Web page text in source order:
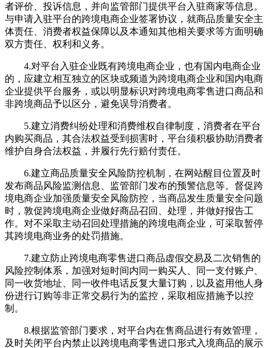
者评价、投诉信息，并向监管部门提供平台入驻商家等信息。
与申请入驻平台的跨境电商企业签署协议，就商品质量安全主
体责任、消费者权益保障以及本通知其他相关要求等方面明确
双方责任、权利和义务。
4.对平台入驻企业既有跨境电商企业，也有国内电商企业
的，应建立相互独立的区块或频道为跨境电商企业和国内电商
企业提供平台服务，或以明显标识对跨境电商零售进口商品和
非跨境商品予以区分，避免误导消费者。
5.建立消费纠纷处理和消费维权自律制度，消费者在平台
内购买商品，其合法权益受到损害时，平台须积极协助消费者
维护自身合法权益，并履行先行赔付责任。
6.建立商品质量安全风险防控机制，在网站醒目位置及时
发布商品风险监测信息、监管部门发布的预警信息等。督促跨
境电商企业加强质量安全风险防控，当商品发生质量安全问题
时，敦促跨境电商企业做好商品召回、处理，并做好报告工
作。对不采取主动召回处理措施的跨境电商企业，可采取暂停
其跨境电商业务的处罚措施。
7.建立防止跨境电商零售进口商品虚假交易及二次销售的
风险控制体系，加强对短时间内同一购买人、同一支付账户、
同一收货地址、同一收件电话反复大量订购，以及盗用他人身
份进行订购等非正常交易行为的监控，采取相应措施予以控
制。
8.根据监管部门要求，对平台内在售商品进行有效管理，
及时关闭平台内禁止以跨境电商零售进口形式入境商品的展示